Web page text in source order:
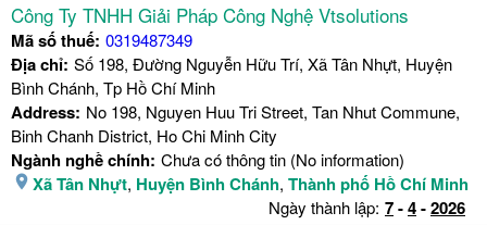
Công Ty TNHH Giải Pháp Công Nghệ Vtsolutions
Mã số thuế: 0319487349
Địa chỉ: Số 198, Đường Nguyễn Hữu Trí, Xã Tân Nhựt, Huyện
Bình Chánh, Tp Hồ Chí Minh
Address: No 198, Nguyen Huu Tri Street, Tan Nhut Commune,
Binh Chanh District, Ho Chi Minh City
Ngành nghề chính: Chưa có thông tin (No information)
Xã Tân Nhựt, Huyện Bình Chánh, Thành phố Hồ Chí Minh
Ngày thành lập: 7-4-2026